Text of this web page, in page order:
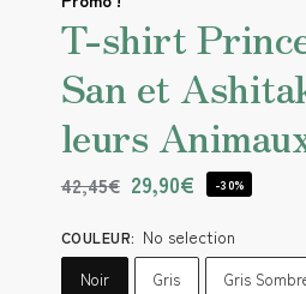
T-shirt
San et
leurs
42,45€ 29,90€ -30%
COULEUR: No selection
Noir Gris Gris